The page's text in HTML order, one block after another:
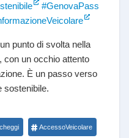
#GenovaPass
punto di svolta nella
con un occhio attento
È un passo verso
sostenibile.
AccessoVeicolare